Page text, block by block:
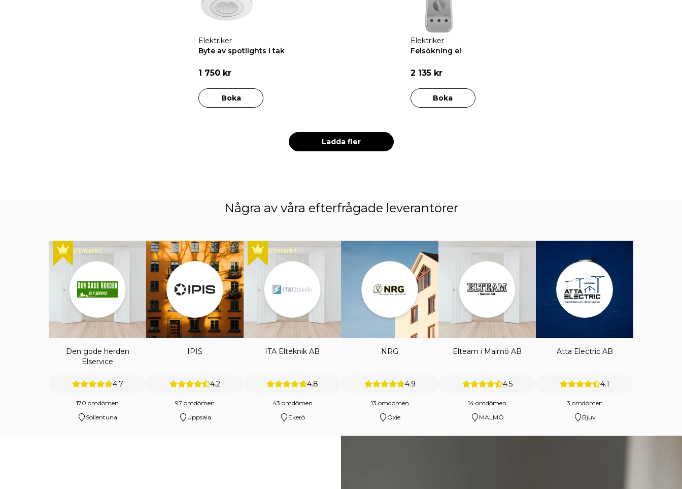
Elektriker
Byte av spotlights i tak
1 750 kr
Boka
Elektriker
Felsökning el
2 135 kr
Boka
Ladda fler
Några av våra efterfrågade leverantörer
Utmärkt
Den gode herden
Elservice
4.7
170 omdömen
Sollentuna
IPIS
4.2
97 omdömen
Uppsala
Utmärkt
ITA Elteknik AB
4.8
43 omdömen
Ekerö
NRG
4.9
13 omdömen
Oxie
Elteam i Malmö AB
4.5
14 omdömen
MALMÖ
Atta Electric AB
4.1
3 omdömen
Bjuv